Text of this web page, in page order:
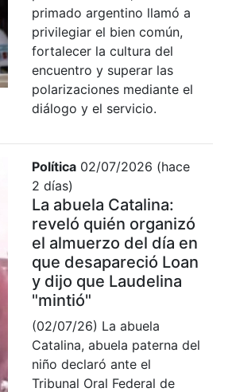
primado argentino llamó a
privilegiar el bien común,
fortalecer la cultura del
encuentro y superar las
polarizaciones mediante el
diálogo y el servicio.
Política 02/07/2026 (hace
2 días)
La abuela Catalina:
reveló quién organizó
el almuerzo del día en
que desapareció Loan
y dijo que Laudelina
"mintió"
(02/07/26) La abuela
Catalina, abuela paterna del
niño declaró ante el
Tribunal Oral Federal de